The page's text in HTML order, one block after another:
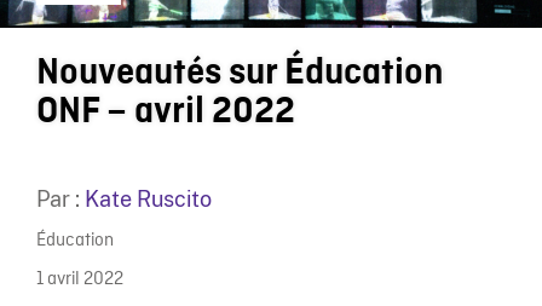
Nouveautés sur Éducation
ONF – avril 2022
Par : Kate Ruscito
Éducation
1 avril 2022